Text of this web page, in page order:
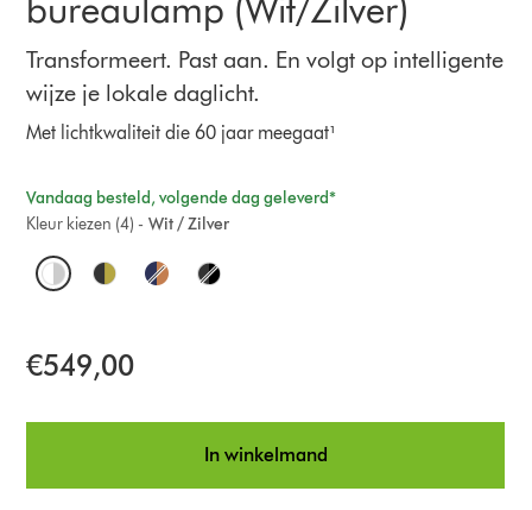
Transformeert. Past aan. En volgt op intelligente
wijze je lokale daglicht.
Met lichtkwaliteit die 60 jaar meegaat¹
Vandaag besteld, volgende dag geleverd*
Wit / Zilver
Kleur kiezen (4) -
O
t
n
€549,00
In winkelmand